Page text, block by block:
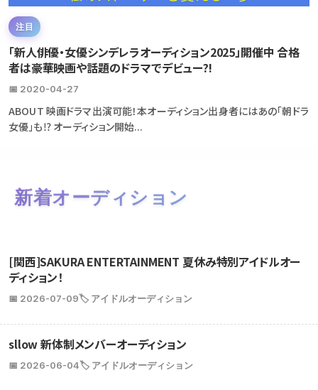
注目
「新人俳優・女優シンデレラオーディション2025」開催中 合格
者は豪華映画や話題のドラマでデビュー?!
📅 2020-04-27
ABOUT 映画ドラマ出演可能！本オーディション出身者にはあの「朝ドラ
女優」も⁉ オーディション開始...
新着オーディション
[関西]SAKURA ENTERTAINMENT 夏休み特別アイドルオー
ディション！
📅 2026-07-09🏷️ アイドルオーディション
sllow 新体制メンバーオーディション
📅 2026-06-04🏷️ アイドルオーディション